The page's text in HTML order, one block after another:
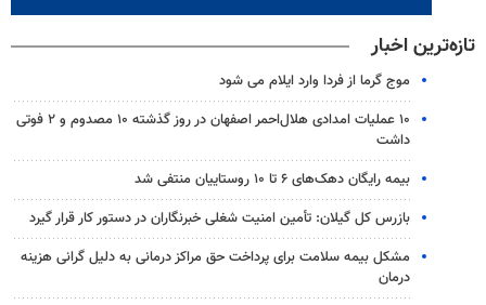
تازه‌ترین اخبار
موج گرما از فردا وارد ایلام می شود
۱۰ عملیات امدادی هلال‌احمر اصفهان در روز گذشته ۱۰ مصدوم و ۲ فوتی
داشت
بیمه رایگان دهک‌های ۶ تا ۱۰ روستاییان منتفی شد
بازرس کل گیلان: تأمین امنیت شغلی خبرنگاران در دستور کار قرار گیرد
مشکل بیمه سلامت برای پرداخت حق مراکز درمانی به دلیل گرانی هزینه
درمان